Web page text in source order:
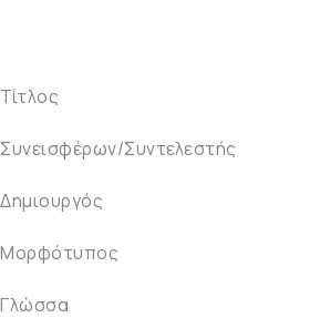
Τίτλος
Συνεισφέρων/Συντελεστής
Δημιουργός
Μορφότυπος
Γλώσσα